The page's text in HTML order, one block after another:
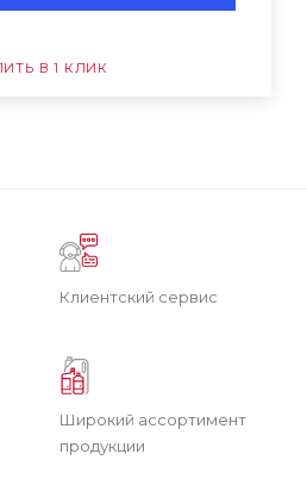
В 1 КЛИК
Клиентский сервис
Широкий ассортимент
продукции